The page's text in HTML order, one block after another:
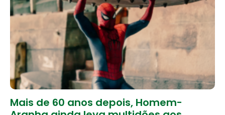
Mais de 60 anos depois, Homem-